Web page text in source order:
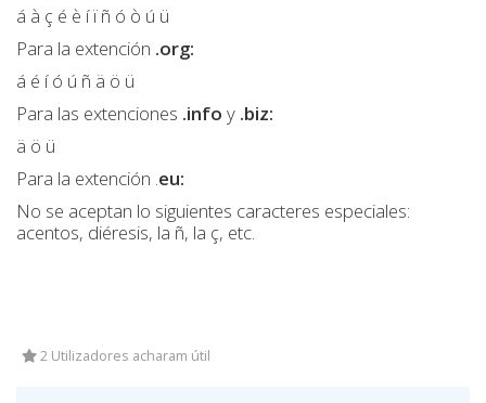
á à ç é è í ï ñ ó ò ú ü
Para la extención .org:
á é í ó ú ñ ä ö ü
Para las extenciones .info y .biz:
ä ö ü
Para la extención .eu:
No se aceptan lo siguientes caracteres especiales:
acentos, diéresis, la ñ, la ç, etc.
2 Utilizadores acharam útil